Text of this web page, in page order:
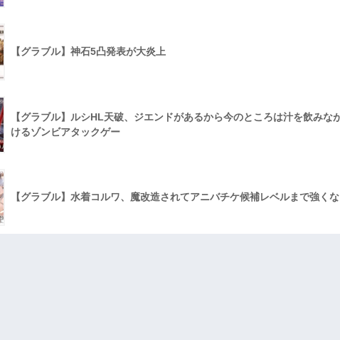
【グラブル】神石5凸発表が大炎上
【グラブル】ルシHL天破、ジエンドがあるから今のところは汁を飲みな
けるゾンビアタックゲー
【グラブル】水着コルワ、魔改造されてアニバチケ候補レベルまで強く